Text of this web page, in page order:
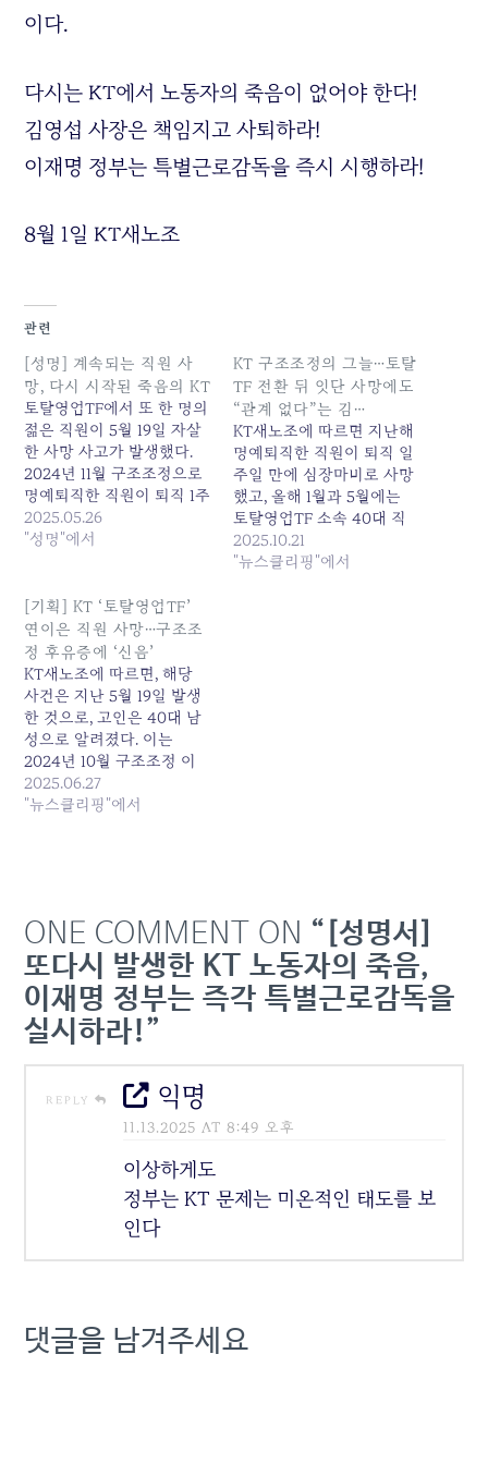
이다.
다시는 KT에서 노동자의 죽음이 없어야 한다!
김영섭 사장은 책임지고 사퇴하라!
이재명 정부는 특별근로감독을 즉시 시행하라!
8월 1일 KT새노조
관련
[성명] 계속되는 직원 사
망, 다시 시작된 죽음의 KT
토탈영업TF에서 또 한 명의
젊은 직원이 5월 19일 자살
한 사망 사고가 발생했다.
2024년 11월 구조조정으로
명예퇴직한 직원이 퇴직 1주
일만에 심장마비로 돌연 사
망했고, 2025년 1월 토탈영
지난 5월 19일 토탈영업TF
소속 40대 직원이 또 다시
자살 한 것이다. 토탈영업
TF는 지난해 대규모 구조조
정 이후…
2025.05.26
"성명"에서
KT 구조조정의 그늘…토탈
TF 전환 뒤 잇단 사망에도
“관계 없다”는 김…
KT새노조에 따르면 지난해
명예퇴직한 직원이 퇴직 일
주일 만에 심장마비로 사망
했고, 올해 1월과 5월에는
토탈영업TF 소속 40대 직
원 두 명이 스스로 생을 마
감했다. 노조는 “갑작스러
2025.10.21
"뉴스클리핑"에서
[기획] KT ‘토탈영업TF’
연이은 직원 사망…구조조
정 후유증에 ‘신음’
KT새노조에 따르면, 해당
사건은 지난 5월 19일 발생
한 것으로, 고인은 40대 남
성으로 알려졌다. 이는
2024년 10월 구조조정 이
후 세 번째 사망 사례다. 앞
서 2023년 11월, 명예퇴직을
27 05:56:00
2025.06.27
"뉴스클리핑"에서
ONE COMMENT ON “[성명서]
또다시 발생한 KT 노동자의 죽음,
이재명 정부는 즉각 특별근로감독을
실시하라!”
REPLY 익명
11.13.2025 AT 8:49 오후
이상하게도
정부는 KT 문제는 미온적인 태도를 보
인다
댓글을 남겨주세요